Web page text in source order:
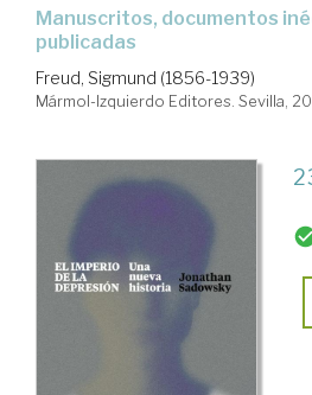
Manuscritos, documentos inéditos y versiones
publicadas
Freud, Sigmund (1856-1939)
Mármol-Izquierdo Editores. Sevilla,